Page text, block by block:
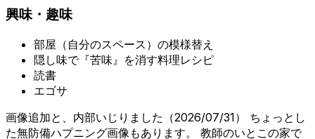
興味・趣味
部屋（自分のスペース）の模様替え
隠し味で『苦味』を消す料理レシピ
読書
エゴサ
画像追加と、内部いじりました（2026/07/31） ちょっとし
た無防備ハプニング画像もあります。 教師のいとこの家で